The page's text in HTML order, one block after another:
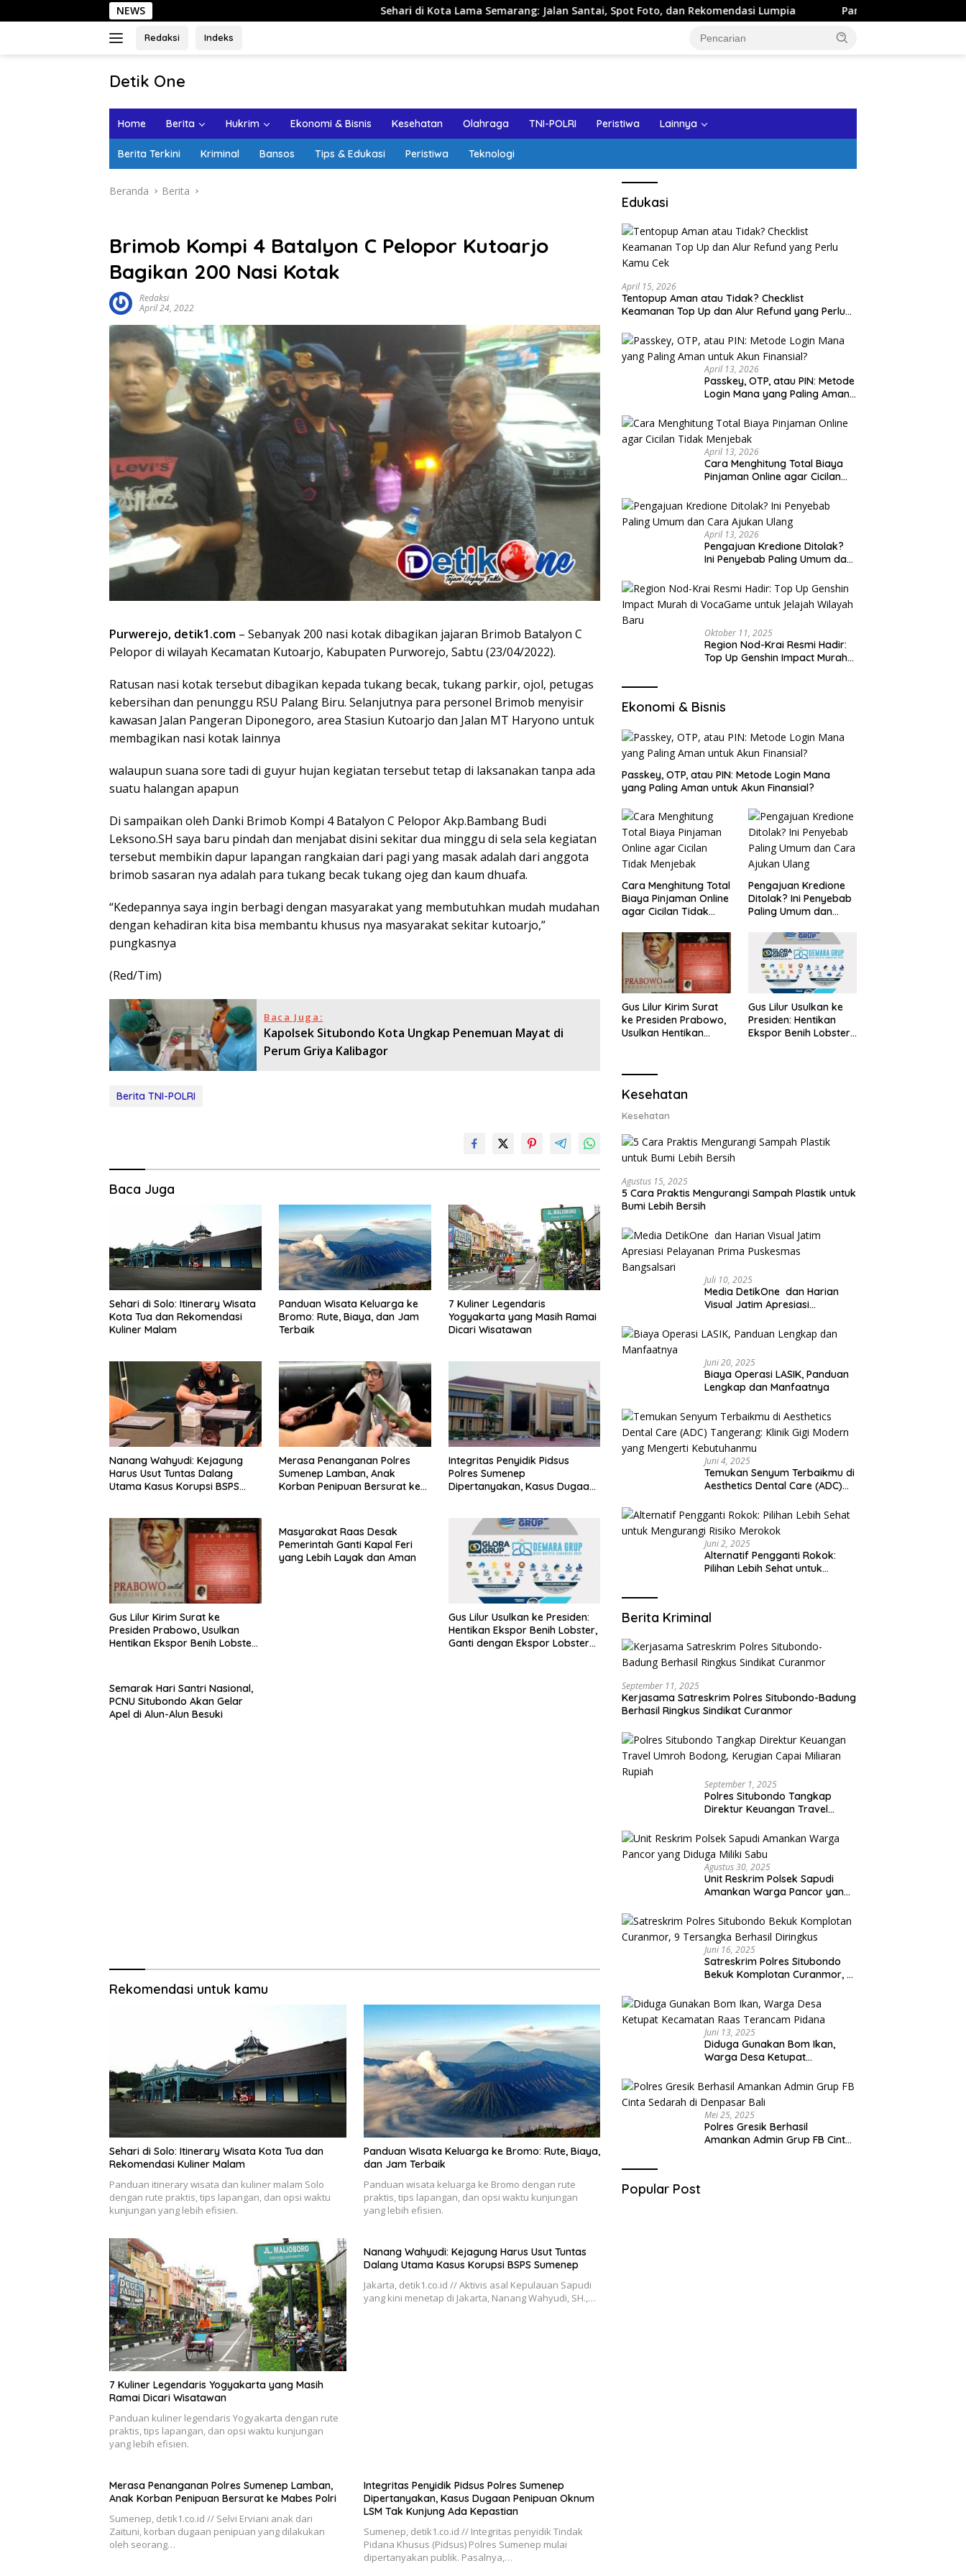
ke
NEWS Sehari di Kota Lama Semarang: Jalan Santai, Spot Foto, dan Rekomendasi Lumpia Panduan Wisata Keluarga ke Kota Batu:
Redaksi Indeks
Detik One
Ungkap
Home Berita Hukrim Ekonomi & Bisnis Kesehatan Olahraga TNI-POLRI Peristiwa Lainnya
Berita Terkini Kriminal Bansos Tips & Edukasi Peristiwa Teknologi
Beranda Berita
Brimob Kompi 4 Batalyon C Pelopor Kutoarjo
Bagikan 200 Nasi Kotak
Redaksi
April 24, 2022
Purwerejo, detik1.com – Sebanyak 200 nasi kotak dibagikan jajaran Brimob Batalyon C
Pelopor di wilayah Kecamatan Kutoarjo, Kabupaten Purworejo, Sabtu (23/04/2022).
Ratusan nasi kotak tersebut dibagikan kepada tukang becak, tukang parkir, ojol, petugas
kebersihan dan penunggu RSU Palang Biru. Selanjutnya para personel Brimob menyisir
kawasan Jalan Pangeran Diponegoro, area Stasiun Kutoarjo dan Jalan MT Haryono untuk
membagikan nasi kotak lainnya
walaupun suana sore tadi di guyur hujan kegiatan tersebut tetap di laksanakan tanpa ada
suatu halangan apapun
Di sampaikan oleh Danki Brimob Kompi 4 Batalyon C Pelopor Akp.Bambang Budi
Leksono.SH saya baru pindah dan menjabat disini sekitar dua minggu di sela sela kegiatan
tersebut membikin dapur lapangan rangkaian dari pagi yang masak adalah dari anggota
brimob sasaran nya adalah para tukang becak tukang ojeg dan kaum dhuafa.
“Kedepannya saya ingin berbagi dengan masyarakat yang membutuhkan mudah mudahan
dengan kehadiran kita bisa membantu khusus nya masyarakat sekitar kutoarjo,”
pungkasnya
(Red/Tim)
Baca Juga:
Kapolsek Situbondo Kota Ungkap Penemuan Mayat di
Perum Griya Kalibagor
Berita TNI-POLRI
Baca Juga
Sehari di Solo: Itinerary Wisata
Kota Tua dan Rekomendasi
Kuliner Malam
Panduan Wisata Keluarga ke
Bromo: Rute, Biaya, dan Jam
Terbaik
7 Kuliner Legendaris
Yogyakarta yang Masih Ramai
Dicari Wisatawan
Nanang Wahyudi: Kejagung
Harus Usut Tuntas Dalang
Utama Kasus Korupsi BSPS
Merasa Penanganan Polres
Sumenep Lamban, Anak
Korban Penipuan Bersurat ke
Integritas Penyidik Pidsus
Polres Sumenep
Dipertanyakan, Kasus Dugaan
Gus Lilur Kirim Surat ke
Presiden Prabowo, Usulkan
Hentikan Ekspor Benih Lobster
Masyarakat Raas Desak
Pemerintah Ganti Kapal Feri
yang Lebih Layak dan Aman
Gus Lilur Usulkan ke Presiden:
Hentikan Ekspor Benih Lobster,
Ganti dengan Ekspor Lobster
Semarak Hari Santri Nasional,
PCNU Situbondo Akan Gelar
Apel di Alun-Alun Besuki
Rekomendasi untuk kamu
Sehari di Solo: Itinerary Wisata Kota Tua dan
Rekomendasi Kuliner Malam
Panduan itinerary wisata dan kuliner malam Solo
dengan rute praktis, tips lapangan, dan opsi waktu
kunjungan yang lebih efisien.
Panduan Wisata Keluarga ke Bromo: Rute, Biaya,
dan Jam Terbaik
Panduan wisata keluarga ke Bromo dengan rute
praktis, tips lapangan, dan opsi waktu kunjungan
yang lebih efisien.
7 Kuliner Legendaris Yogyakarta yang Masih
Ramai Dicari Wisatawan
Panduan kuliner legendaris Yogyakarta dengan rute
praktis, tips lapangan, dan opsi waktu kunjungan
yang lebih efisien.
Nanang Wahyudi: Kejagung Harus Usut Tuntas
Dalang Utama Kasus Korupsi BSPS Sumenep
Jakarta, detik1.co.id // Aktivis asal Kepulauan Sapudi
yang kini menetap di Jakarta, Nanang Wahyudi, SH.,…
Merasa Penanganan Polres Sumenep Lamban,
Anak Korban Penipuan Bersurat ke Mabes Polri
Sumenep, detik1.co.id // Selvi Erviani anak dari
Zaituni, korban dugaan penipuan yang dilakukan
oleh seorang…
Integritas Penyidik Pidsus Polres Sumenep
Dipertanyakan, Kasus Dugaan Penipuan Oknum
LSM Tak Kunjung Ada Kepastian
Sumenep, detik1.co.id // Integritas penyidik Tindak
Pidana Khusus (Pidsus) Polres Sumenep mulai
dipertanyakan publik. Pasalnya,…
Edukasi
April 15, 2026
Tentopup Aman atau Tidak? Checklist
Keamanan Top Up dan Alur Refund yang Perlu
April 13, 2026
Passkey, OTP, atau PIN: Metode
Login Mana yang Paling Aman
April 13, 2026
Cara Menghitung Total Biaya
Pinjaman Online agar Cicilan
April 13, 2026
Pengajuan Kredione Ditolak?
Ini Penyebab Paling Umum dan
Oktober 11, 2025
Region Nod-Krai Resmi Hadir:
Top Up Genshin Impact Murah
Ekonomi & Bisnis
Passkey, OTP, atau PIN: Metode Login Mana
yang Paling Aman untuk Akun Finansial?
Cara Menghitung Total
Biaya Pinjaman Online
agar Cicilan Tidak
Pengajuan Kredione
Ditolak? Ini Penyebab
Paling Umum dan
Gus Lilur Kirim Surat
ke Presiden Prabowo,
Usulkan Hentikan
Lobster 50 Gram
Gus Lilur Usulkan ke
Presiden: Hentikan
Ekspor Benih Lobster,
Kesehatan
Kesehatan
Agustus 15, 2025
5 Cara Praktis Mengurangi Sampah Plastik untuk
Bumi Lebih Bersih
Juli 10, 2025
Media DetikOne dan Harian
Visual Jatim Apresiasi
Bangsalsari
Juni 20, 2025
Biaya Operasi LASIK, Panduan
Lengkap dan Manfaatnya
Juni 4, 2025
Temukan Senyum Terbaikmu di
Aesthetics Dental Care (ADC)
yang Mengerti Kebutuhanmu
Juni 2, 2025
Alternatif Pengganti Rokok:
Pilihan Lebih Sehat untuk
Berita Kriminal
September 11, 2025
Kerjasama Satreskrim Polres Situbondo-Badung
Berhasil Ringkus Sindikat Curanmor
September 1, 2025
Polres Situbondo Tangkap
Direktur Keuangan Travel
Capai Miliaran Rupiah
Agustus 30, 2025
Unit Reskrim Polsek Sapudi
Amankan Warga Pancor yang
Juni 16, 2025
Satreskrim Polres Situbondo
Bekuk Komplotan Curanmor, 9
Juni 13, 2025
Diduga Gunakan Bom Ikan,
Warga Desa Ketupat
Pidana
Mei 25, 2025
Polres Gresik Berhasil
Amankan Admin Grup FB Cinta
Popular Post